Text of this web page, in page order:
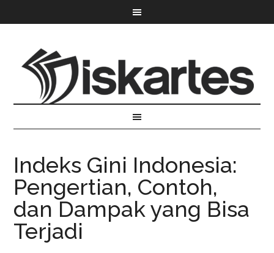
Indeks Gini Indonesia:
Pengertian, Contoh,
dan Dampak yang Bisa
Terjadi